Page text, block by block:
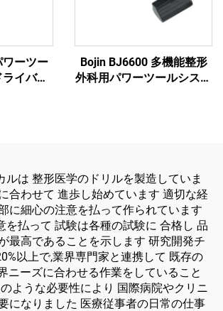
ワーツー
イバー
Bojin BJ6600 多機能整形
外科用パワーツールシステ
ルは 整形医学のドリルを製造していま
合わせて 進歩し始めています 適切な経
に細心の注意を払って作られています
を払って 試験は各種の試験に 合格し 品
最高であることを示します 研究開発チ
以上で,業界専門家と連携して 既存の
ニーズに合わせる作業をしていること
ような必要性により 国際病院やクリニ
になりました 医療従事者の日常の仕事